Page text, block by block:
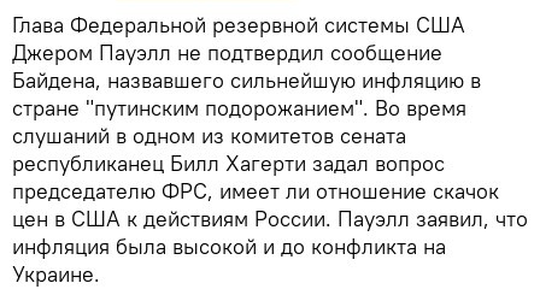
Глава Федеральной резервной системы США
Джером Пауэлл не подтвердил сообщение
Байдена, назвавшего сильнейшую инфляцию в
стране "путинским подорожанием". Во время
слушаний в одном из комитетов сената
республиканец Билл Хагерти задал вопрос
председателю ФРС, имеет ли отношение скачок
цен в США к действиям России. Пауэлл заявил, что
инфляция была высокой и до конфликта на
Украине.